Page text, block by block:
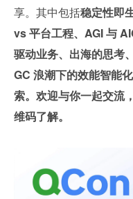
享。其中包括稳定性即
vs 平台工程、AGI 与
驱动业务、出海的思考
GC 浪潮下的效能智能
索。欢迎与你一起交流
维码了解。